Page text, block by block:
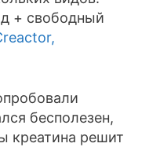
+ свободный
бесполезен,
креатина решит